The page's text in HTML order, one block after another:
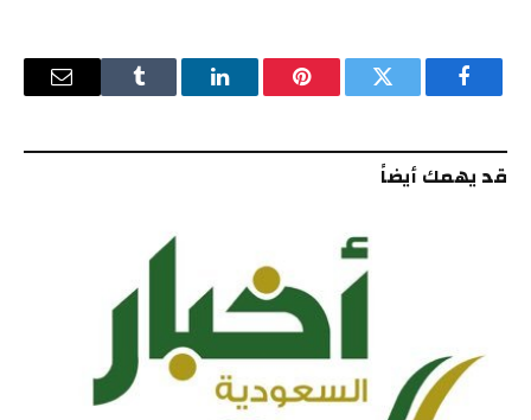
فيسبوك تويتر بينتيريستلينكدإن Tumblr
البريد
قد يهمك أيضاً